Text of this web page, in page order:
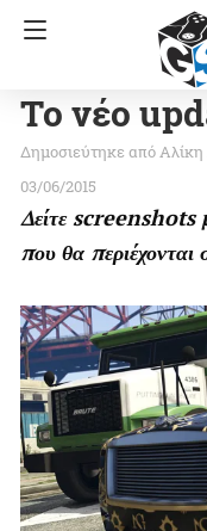
Το νέο
Αλίκη
03/06/2015
Δείτε screenshots
που θα